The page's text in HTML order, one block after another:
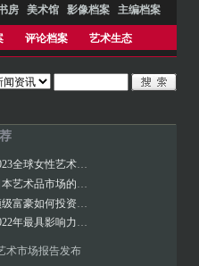
房 美术馆 影像档案 主编档案
评论档案 艺术生态
2023全球女性艺术家市场报告
2022年最具影响力的100位当代艺术家
术市场报告发布